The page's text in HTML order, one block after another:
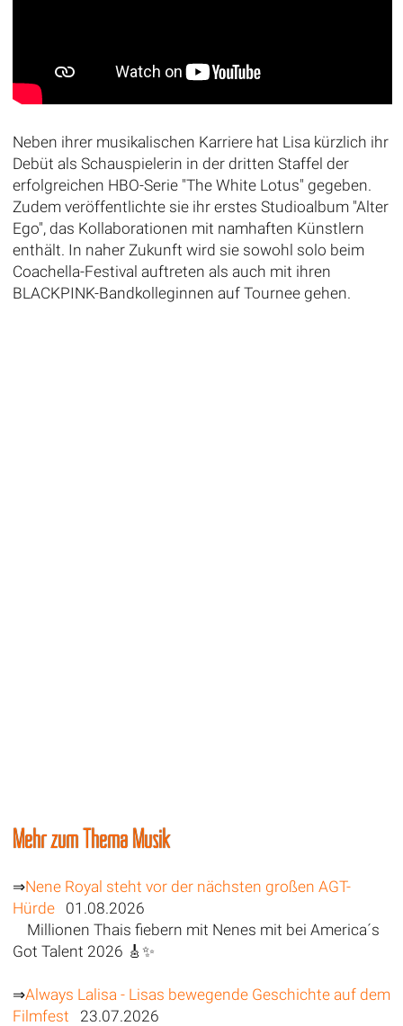
Neben ihrer musikalischen Karriere hat Lisa kürzlich ihr
Debüt als Schauspielerin in der dritten Staffel der
erfolgreichen HBO-Serie "The White Lotus" gegeben.
Zudem veröffentlichte sie ihr erstes Studioalbum "Alter
Ego", das Kollaborationen mit namhaften Künstlern
enthält. In naher Zukunft wird sie sowohl solo beim
Coachella-Festival auftreten als auch mit ihren
BLACKPINK-Bandkolleginnen auf Tournee gehen.
Mehr zum Thema Musik
⇒Nene Royal steht vor der nächsten großen AGT-
Hürde01.08.2026
Millionen Thais fiebern mit Nenes mit bei America´s
Got Talent 2026 🎸✨
⇒Always Lalisa - Lisas bewegende Geschichte auf dem
Filmfest 23.07.2026